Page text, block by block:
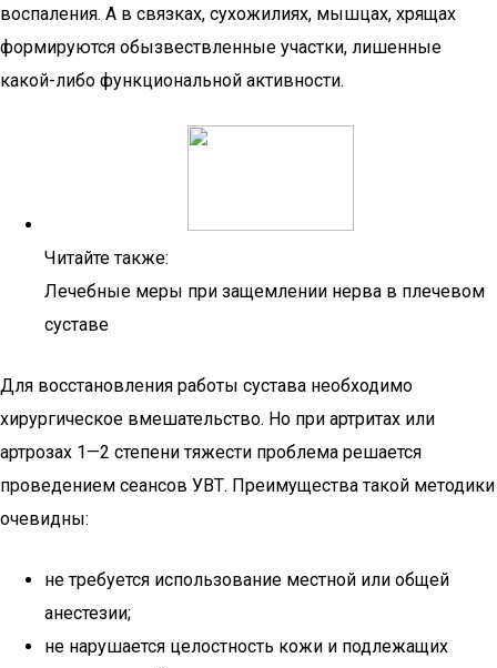
воспаления. А в связках, сухожилиях, мышцах, хрящах
формируются обызвествленные участки, лишенные
какой-либо функциональной активности.
Читайте также:
Лечебные меры при защемлении нерва в плечевом
суставе
Для восстановления работы сустава необходимо
хирургическое вмешательство. Но при артритах или
артрозах 1—2 степени тяжести проблема решается
проведением сеансов УВТ. Преимущества такой методики
очевидны:
не требуется использование местной или общей
анестезии;
не нарушается целостность кожи и подлежащих